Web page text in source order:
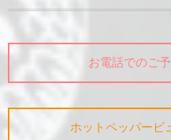
お電話でのご
ホットペッパービ